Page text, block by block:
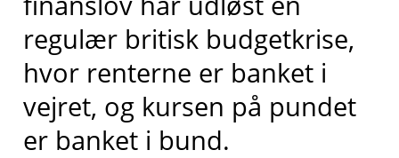
regulær britisk budgetkrise,
hvor renterne er banket i
vejret, og kursen på pundet
er banket i bund.